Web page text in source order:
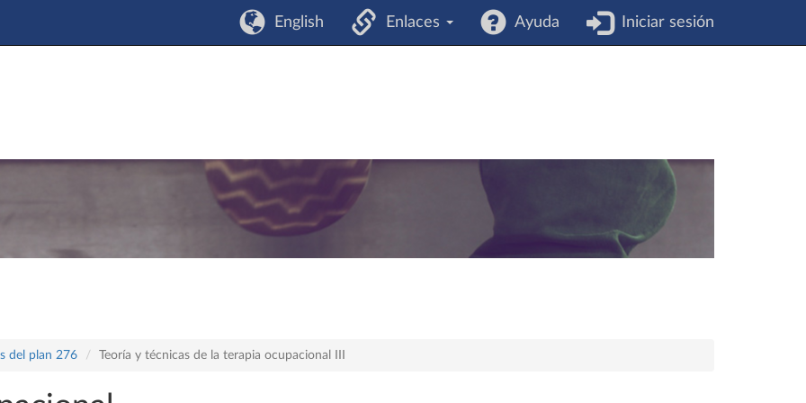
English Enlaces Ayuda Iniciar sesión
del plan 276 Teoría y técnicas de la terapia ocupacional III